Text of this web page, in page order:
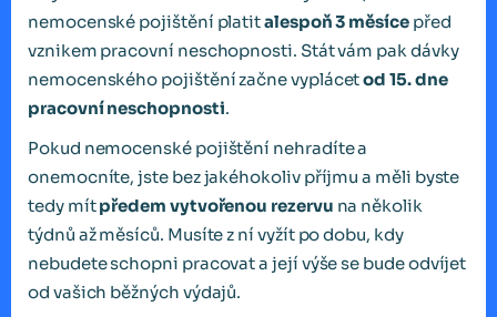
nemocenské pojištění platitalespoň 3 měsíce před
vznikem pracovní neschopnosti. Stát vám pak dávky
nemocenského pojištění začne vyplácetod 15. dne
pracovní neschopnosti.
Pokud nemocenské pojištění nehradíte a
onemocníte, jste bez jakéhokoliv příjmu a měli byste
tedy mítpředem vytvořenou rezervu na několik
týdnů až měsíců. Musíte z ní vyžít po dobu, kdy
nebudete schopni pracovat a její výše se bude odvíjet
od vašich běžných výdajů.